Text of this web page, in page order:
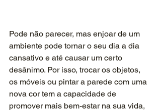
Pode não parecer, mas enjoar de um
ambiente pode tornar o seu dia a dia
cansativo e até causar um certo
desânimo. Por isso, trocar os objetos,
os móveis ou pintar a parede com uma
nova cor tem a capacidade de
promover mais bem-estar na sua vida,